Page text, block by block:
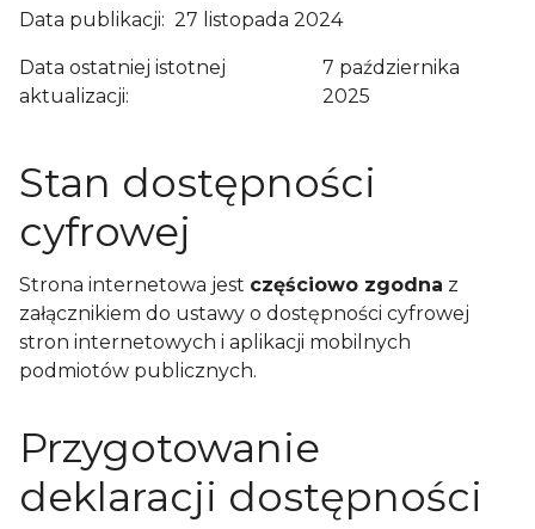
Data publikacji: 27 listopada 2024
Data ostatniej istotnej
aktualizacji:
7 października
2025
Stan dostępności
cyfrowej
Strona internetowa jest częściowo zgodna z
załącznikiem do ustawy o dostępności cyfrowej
stron internetowych i aplikacji mobilnych
podmiotów publicznych.
Przygotowanie
deklaracji dostępności